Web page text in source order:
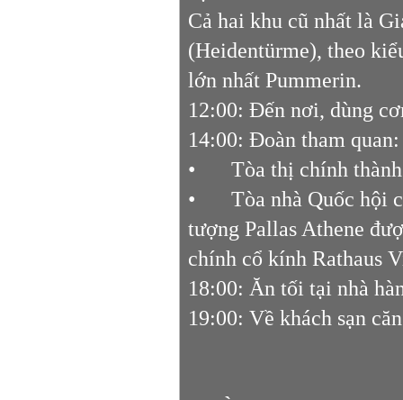
Cả hai khu cũ nhất là
(Heidentürme), theo
lớn nhất Pummerin.
12:00: Đến nơi, dùng
14:00: Đoàn tham quan:
•
Tòa thị chính
•
Tòa nhà Quốc hội
tượng Pallas Athene
chính cổ kính Rathaus
18:00: Ăn tối tại nhà
19:00: Về khách sạn